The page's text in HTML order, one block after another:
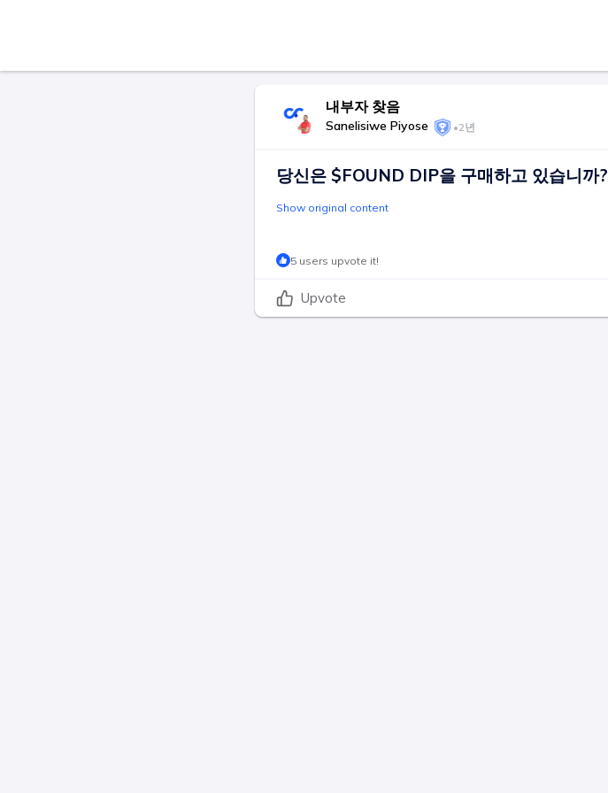
내부자 찾음
Sanelisiwe Piyose •2년
당신은 $FOUND DIP을 구매하고 있습니까?
Show original content
5 users upvote it!
Upvote